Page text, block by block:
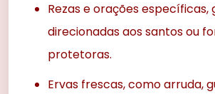
Rezas e orações
direcionadas aos santos ou
protetoras.
Ervas frescas, como arruda,